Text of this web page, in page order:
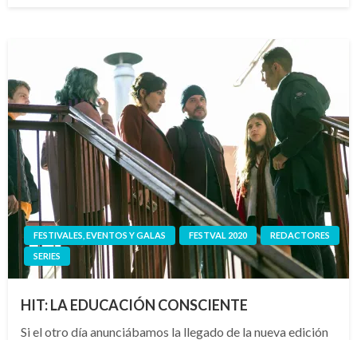
FESTIVALES, EVENTOS Y GALAS FESTVAL 2020
REDACTORES
SERIES
HIT: LA EDUCACIÓN CONSCIENTE
Si el otro día anunciábamos la llegado de la nueva edición